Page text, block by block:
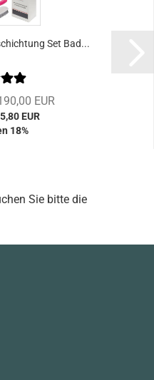
Set Bad...
EUR
EUR
18%
Sie bitte die